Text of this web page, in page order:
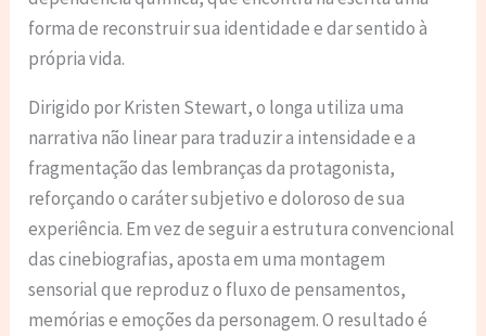
forma de reconstruir sua identidade e dar sentido à
própria vida.
Dirigido por Kristen Stewart, o longa utiliza uma
narrativa não linear para traduzir a intensidade e a
fragmentação das lembranças da protagonista,
reforçando o caráter subjetivo e doloroso de sua
experiência. Em vez de seguir a estrutura convencional
das cinebiografias, aposta em uma montagem
sensorial que reproduz o fluxo de pensamentos,
memórias e emoções da personagem. O resultado é